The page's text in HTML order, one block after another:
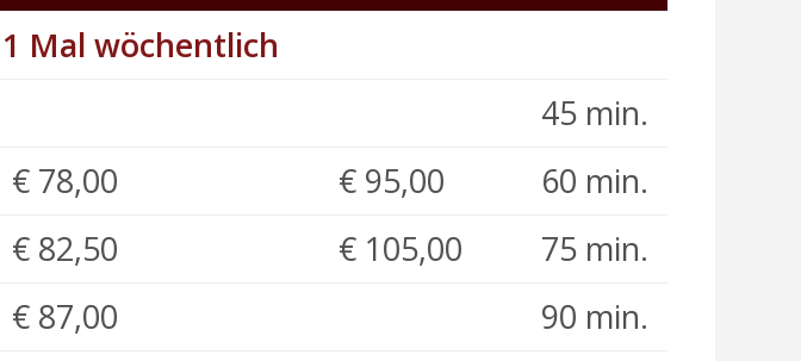
Mal wöchentlich
45 min.
€ 78,00 € 95,00
60 min.
€ 82,50 € 105,00
75 min.
€ 87,00
90 min.